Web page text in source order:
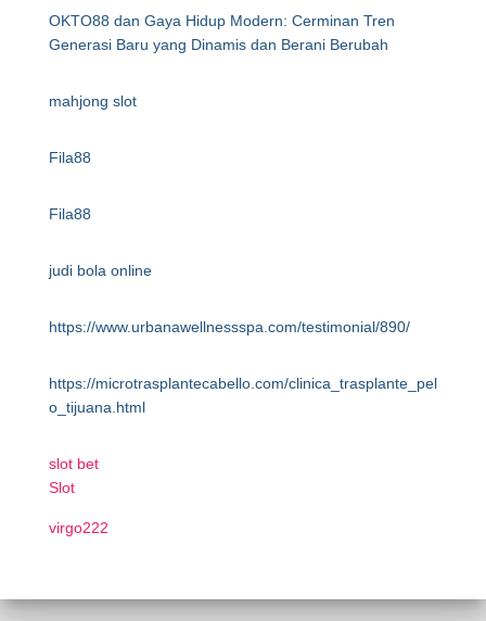
OKTO88 dan Gaya Hidup Modern: Cerminan Tren
Generasi Baru yang Dinamis dan Berani Berubah
mahjong slot
Fila88
Fila88
judi bola online
https://www.urbanawellnessspa.com/testimonial/890/
https://microtrasplantecabello.com/clinica_trasplante_pel
o_tijuana.html
slot bet
Slot
virgo222